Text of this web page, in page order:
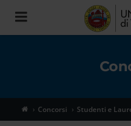
Toggle
navigation
Concorsi Studenti e